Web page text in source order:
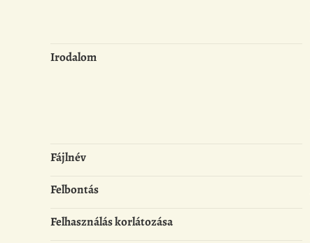
Irodalom
Fájlnév
Felbontás
Felhasználás korlátozása